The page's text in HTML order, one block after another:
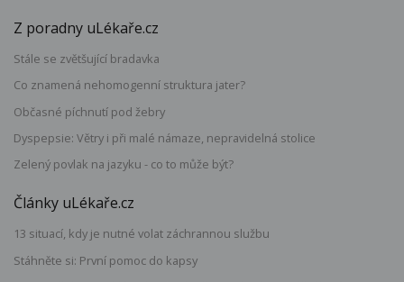
Z poradny uLékaře.cz
Stále se zvětšující bradavka
Co znamená nehomogenní struktura jater?
Občasné píchnutí pod žebry
Dyspepsie: Větry i při malé námaze, nepravidelná stolice
Zelený povlak na jazyku - co to může být?
Články uLékaře.cz
13 situací, kdy je nutné volat záchrannou službu
Stáhněte si: První pomoc do kapsy